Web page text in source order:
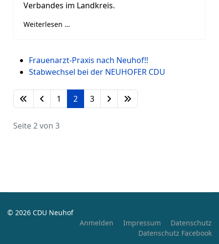
Verbandes im Landkreis.
Weiterlesen …
Frauenarzt-Praxis nach Neuhof!!
Stabwechsel bei der NEUHOFER CDU
1 2 3
Seite 2 von 3
© 2026 CDU Neuhof
Anmelden
Impressum
Datenschutz
Datenschutz Facebook